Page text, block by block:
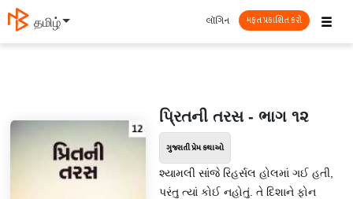
தமிழ் ☰
લૉગિન મફત પ્રકાશિત કરો
પ્રિતની તરસ - ભાગ ૧૨
ગુજરાતી પ્રેમ કથાઓ
શ્યામલી સાંજે રિહર્સલ હોલમાં ગઈ હતી,
પરંતુ ત્યાં કોઈ નહોતું. તે દિશાને ફોન